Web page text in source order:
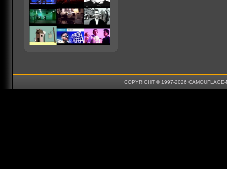
COPYRIGHT © 1997-2026 CAMOUFLAGE-